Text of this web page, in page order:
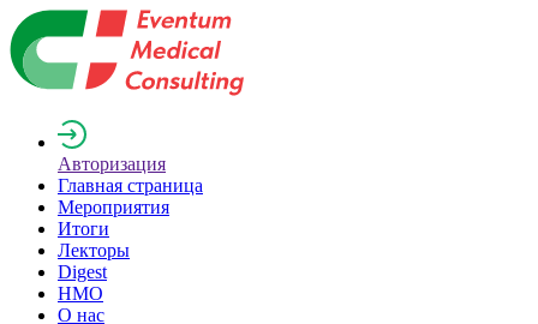
Авторизация
Главная страница
Мероприятия
Итоги
Лекторы
Digest
НМО
О нас